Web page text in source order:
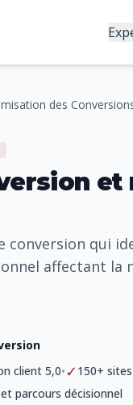
des
et
conversion qui
affectant la
client 5,0•✓ 150+
parcours décisionnel